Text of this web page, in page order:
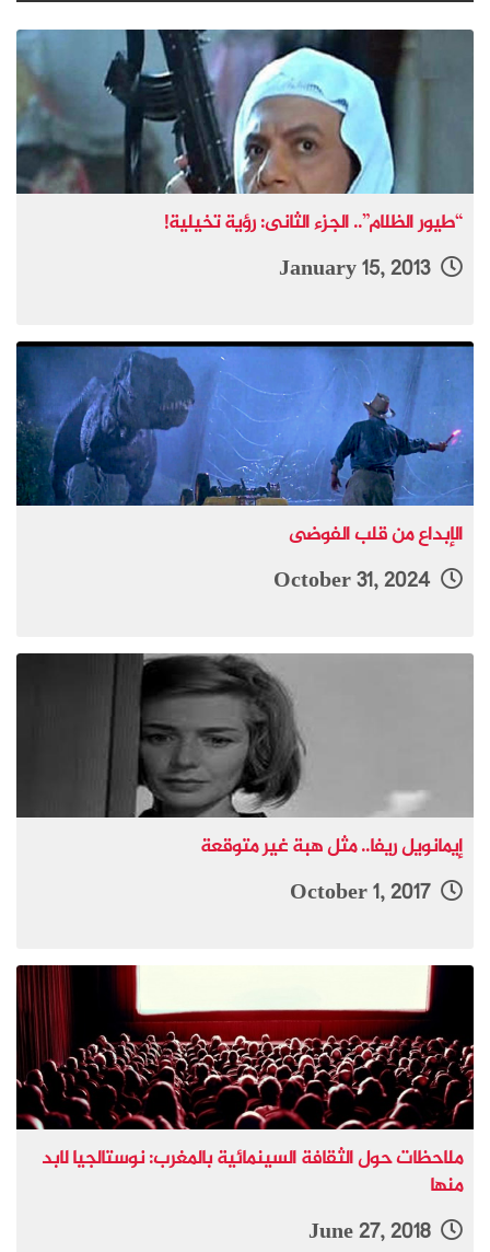
“طيور الظلام”.. الجزء الثانى: رؤية تخيلية!
January 15, 2013
الإبداع من قلب الفوضى
إيمانويل ريفا.. مثل هبة غير متوقعة
October 1, 2017
ملاحظات حول الثقافة السينمائية بالمغرب: نوستالجيا لابد
منها
June 27, 2018